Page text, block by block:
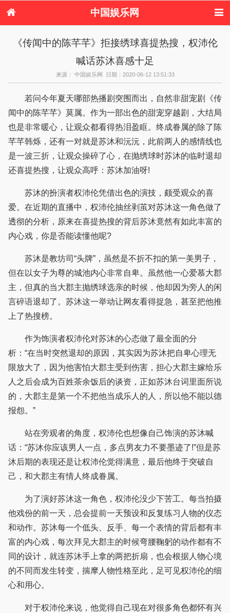
中国娱乐网
港台娱乐
日本娱乐 韩国娱乐
欧美娱乐
音乐新闻 影视新闻
港台明星八卦
日本韩国明星
欧美明星八卦
《传闻中的陈芊芊》拒接绣球喜提热搜，权沛伦
喊话苏沐喜感十足
来源： 中国娱乐网 日期：2020-06-12 13:51:33
若问今年夏天哪部热播剧突围而出，自然非甜宠剧《传
闻中的陈芊芊》莫属。作为一部出色的甜宠穿越剧，大结局
也是非常暖心，让观众都看得热泪盈眶。终成眷属的除了陈
芊芊韩烁，还有一对就是苏沐和沅沅，此前两人的感情线也
是一波三折，让观众操碎了心，在抛绣球时苏沐的临时退却
还喜提热搜，让观众高呼：苏沐加油呀!
苏沐的扮演者权沛伦凭借出色的演技，颇受观众的喜
爱。在近期的直播中，权沛伦抽丝剥茧对苏沐这一角色做了
透彻的分析，原来在喜提热搜的背后苏沐竟然有如此丰富的
内心戏，你是否能读懂他呢?
苏沐是教坊司“头牌”，虽然是不折不扣的第一美男子，
但在以女子为尊的城池内心非常自卑。虽然他一心爱慕大郡
主，但真的当大郡主抛绣球选亲的时候，他却因为旁人的闲
言碎语退却了。苏沐这一举动让网友看得捉急，甚至把他推
上了热搜榜。
作为饰演者权沛伦对苏沐的心态做了最全面的分
析：“在当时突然退却的原因，其实因为苏沐把自卑心理无
限放大了，因为他害怕大郡主受到伤害，担心大郡主嫁给乐
人之后会成为百姓茶余饭后的谈资，正如苏沐台词里面所说
的，大郡主是第一个不把他当成乐人的人，所以他不能以德
报怨。”
站在旁观者的角度，权沛伦也想像自己饰演的苏沐喊
话：“苏沐你应该男人一点，多点男友力不要墨迹了!”但是苏
沐后期的表现还是让权沛伦觉得满意，最后他终于突破自
己，和大郡主有情人终成眷属。
为了演好苏沐这一角色，权沛伦没少下苦工。每当拍摄
他戏份的前一天，总会提前一天预设和反复练习人物的仪态
和动作。苏沐每一个低头、反手、每一个表情的背后都有丰
富的内心戏，每次拜见大郡主的时候弯腰鞠躬的动作都有不
同的设计，就连苏沐手上拿的两把折扇，也会根据人物心境
的不同而发生转变，揣摩人物性格至此，足可见权沛伦的细
心和用心。
对于权沛伦来说，他觉得自己现在对很多角色都怀有兴